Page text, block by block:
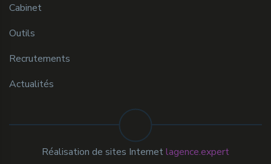
Cabinet
Outils
Recrutements
Actualités
Réalisation de sites Internetlagence.expert